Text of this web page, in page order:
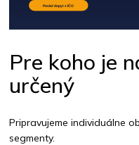
Pre koho je
určený
Pripravujeme individuálne
segmenty.